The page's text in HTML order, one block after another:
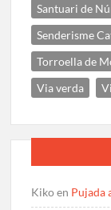
Santuari de
Senderisme
Torroella de
Via verda
Kikoen Pujada